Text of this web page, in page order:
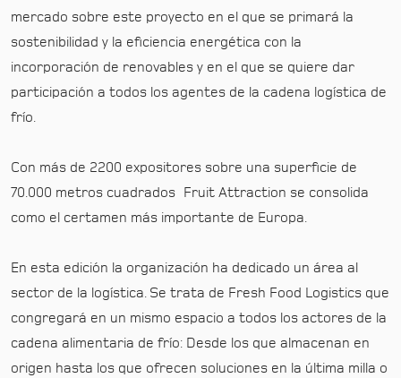
mercado sobre este proyecto en el que se primará la
sostenibilidad y la eficiencia energética con la
incorporación de renovables y en el que se quiere dar
participación a todos los agentes de la cadena logística de
frío.
Con más de 2200 expositores sobre una superficie de
70.000 metros cuadrados Fruit Attraction se consolida
como el certamen más importante de Europa.
En esta edición la organización ha dedicado un área al
sector de la logística. Se trata de Fresh Food Logistics que
congregará en un mismo espacio a todos los actores de la
cadena alimentaria de frío: Desde los que almacenan en
origen hasta los que ofrecen soluciones en la última milla o